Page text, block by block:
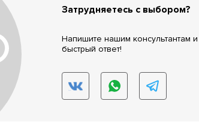
Затрудняетесь с выбором?
Напишите нашим консультантам и
быстрый ответ!